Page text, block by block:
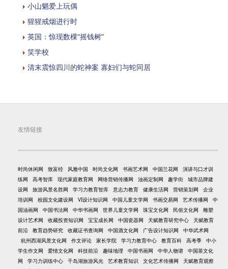
小山魈爱上玩偶
猩猩戒烟进行时
英国：惊现数棵“摇钱树”
笑学校
清末震惊四川的蛇神案 寡妇们与蛇同居
友情链接
时尚休闲网 致富经 风雅中国 时尚文化网 书画艺术网 中国兰花网
演讲与口才训
练网
高考智库 现代家庭教育网 网络营销传播网 油画定制网 趣学街
城市品牌建
设网
旅游风景名胜网 学习力教育智库 意志力教育 健康生活网 营销策划网
企业
培训网
校园文化建设网 VI设计知识网 中国儿童文学网 书画交易网 艺术传播网
中
国油画网
中国书法网 中华书画网 世界儿童文学网 珠宝文化网 民俗文化网
雕塑
设计艺术网
收藏投资知识网 宝宝成长网 中国瓷器网 天赋教育研究中心
天赋教育
前沿
教育趋势研究 收藏证书查询网 中国酒文化网 广告设计知识网
中华武术网
杭州西湖风景文化网
作文评论 家长学院 学习力教育中心 教育百科 高考季
中小
学生作文网
爱情文化网 科技前沿 趣味地理 中国书画网 中华人物谱
中国茶文化
网
学习力训练中心 千岛湖旅游风光 艺术教育知识 文化艺术传播网
天赋教育观察